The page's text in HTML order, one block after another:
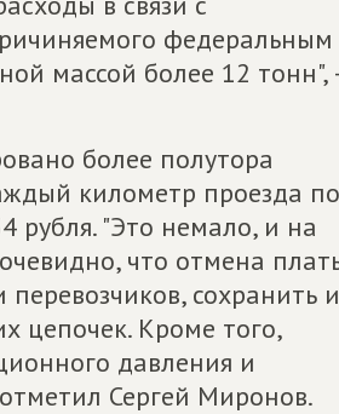
федеральным
массой более 12 тонн",
более полутора
километр проезда по
рубля. "Это немало, и на
что отмена
сохранить и
цепочек. Кроме того,
давления и
Сергей Миронов.